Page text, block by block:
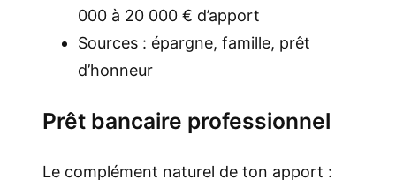
000 à 20 000 € d’apport
Sources : épargne, famille, prêt
d’honneur
Prêt bancaire professionnel
Le complément naturel de ton apport :